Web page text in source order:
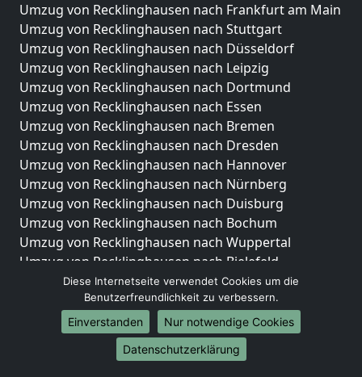
Umzug von Recklinghausen nach Frankfurt am Main
Umzug von Recklinghausen nach Stuttgart
Umzug von Recklinghausen nach Düsseldorf
Umzug von Recklinghausen nach Leipzig
Umzug von Recklinghausen nach Dortmund
Umzug von Recklinghausen nach Essen
Umzug von Recklinghausen nach Bremen
Umzug von Recklinghausen nach Dresden
Umzug von Recklinghausen nach Hannover
Umzug von Recklinghausen nach Nürnberg
Umzug von Recklinghausen nach Duisburg
Umzug von Recklinghausen nach Bochum
Umzug von Recklinghausen nach Wuppertal
Umzug von Recklinghausen nach Bielefeld
Umzug von Recklinghausen nach Bonn
Umzug von Recklinghausen nach Münster
Internationale-Umzüge
Umzug von Recklinghausen nach Brasilien
Diese Internetseite verwendet Cookies um die
Benutzerfreundlichkeit zu verbessern.
Einverstanden
Nur notwendige Cookies
Datenschutzerklärung